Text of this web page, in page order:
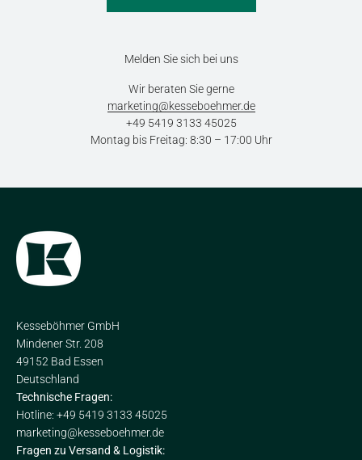
Melden Sie sich bei uns
Wir beraten Sie gerne
marketing@kesseboehmer.de
+49 5419 3133 45025
Montag bis Freitag: 8:30 – 17:00 Uhr
Kesseböhmer GmbH
Mindener Str. 208
49152 Bad Essen
Deutschland
Technische Fragen:
Hotline: +49 5419 3133 45025
marketing@kesseboehmer.de
Fragen zu Versand & Logistik: